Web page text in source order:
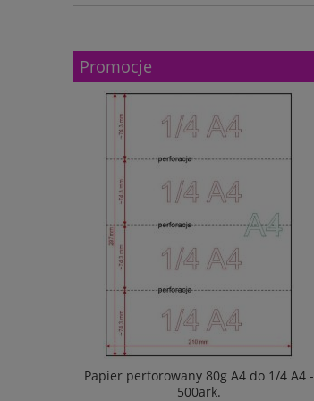
Promocje
Papier perforowany 80g A4 do 1/4 A4 -
500ark.